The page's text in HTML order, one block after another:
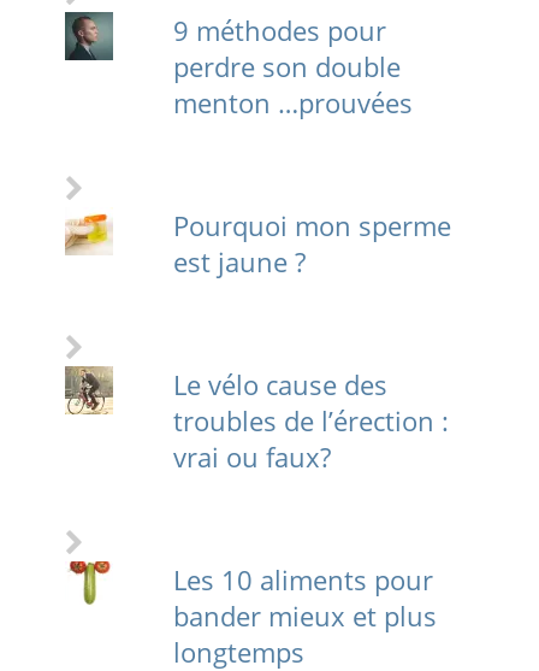
9 méthodes pour
perdre son double
menton …prouvées
Pourquoi mon sperme
est jaune ?
Le vélo cause des
troubles de l’érection :
vrai ou faux?
Les 10 aliments pour
bander mieux et plus
longtemps